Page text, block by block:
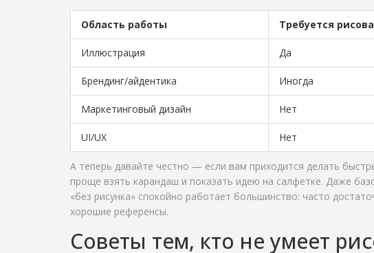
Область работы Требуется
Иллюстрация Да
Брендинг/айдентика Иногда
Маркетинговый дизайн Нет
UI/UX Нет
А теперь давайте честно — если вам приходится делать
проще взять карандаш и показать идею на салфетке. Даже
«без рисунка» спокойно работает большинство: часто
хорошие референсы.
Советы тем, кто не умеет